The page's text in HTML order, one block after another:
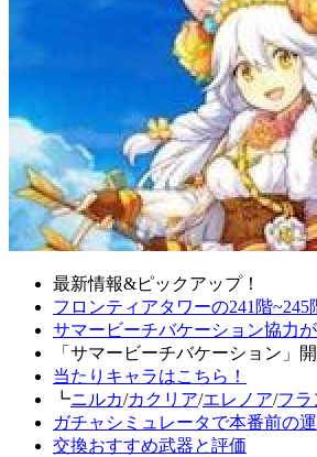
最新情報&ピックアップ！
フロンティアタワーの241階~245
サマービーチバケーション協力が
「サマービーチバケーション」開
当たりキャラはこちら！
┗ニルカ/カクリア/エレノア/フラ
ガチャシミュレータで本番前の運
交換おすすめ武器と評価